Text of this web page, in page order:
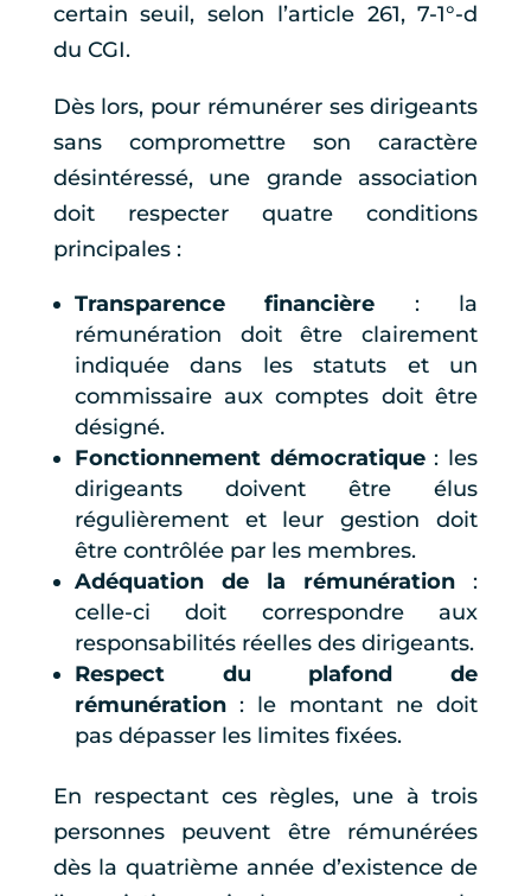
certain seuil, selon l’article 261, 7-1°-d
du CGI.
Dès lors, pour rémunérer ses dirigeants
sans compromettre son caractère
désintéressé, une grande association
doit respecter quatre conditions
principales :
Transparence financière : la
rémunération doit être clairement
indiquée dans les statuts et un
commissaire aux comptes doit être
désigné.
Fonctionnement démocratique: les
dirigeants doivent être élus
régulièrement et leur gestion doit
être contrôlée par les membres.
Adéquation de la rémunération :
celle-ci doit correspondre aux
responsabilités réelles des dirigeants.
Respect du plafond de
rémunération: le montant ne doit
pas dépasser les limites fixées.
En respectant ces règles, une à trois
personnes peuvent être rémunérées
dès la quatrième année d’existence de